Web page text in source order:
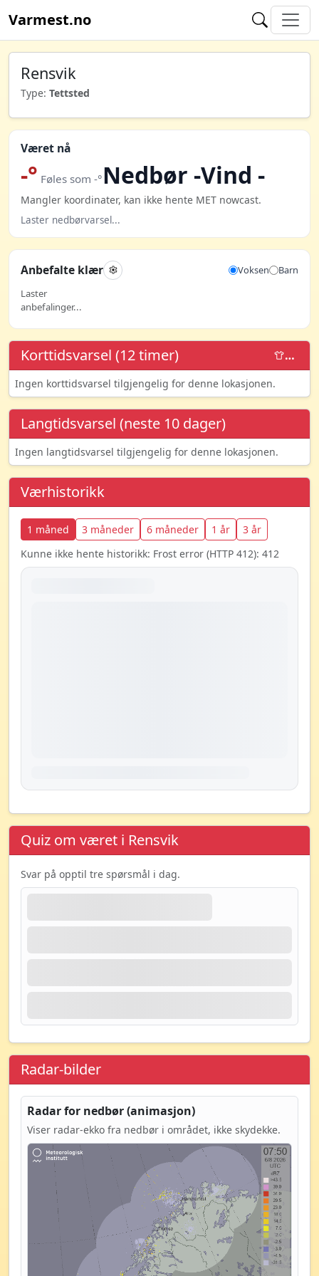
Varmest.no
Rensvik
Type: Tettsted
Været nå
-° Føles som -°Nedbør -Vind -
Mangler koordinater, kan ikke hente MET nowcast.
Laster nedbørvarsel...
Anbefalte klær Voksen
Barn
Laster
anbefalinger...
Korttidsvarsel (12 timer) …
Ingen korttidsvarsel tilgjengelig for denne lokasjonen.
Langtidsvarsel (neste 10 dager)
Ingen langtidsvarsel tilgjengelig for denne lokasjonen.
Værhistorikk
1 måned 3 måneder 6 måneder 1 år
3 år
Kunne ikke hente historikk: Frost error (HTTP 412): 412
Quiz om været i Rensvik
Svar på opptil tre spørsmål i dag.
Radar-bilder
Radar for nedbør (animasjon)
Viser radar-ekko fra nedbør i området, ikke skydekke.